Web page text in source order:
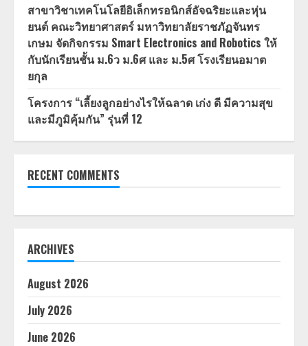
สาขาวิชาเทคโนโลยีอิเล็กทรอนิกส์อัจฉริยะและหุ่น
ยนต์ คณะวิทยาศาสตร์ มหาวิทยาลัยราชภัฏจันทร
เกษม จัดกิจกรรม Smart Electronics and Robotics ให้
กับนักเรียนชั้น ม.6ว ม.6ศ และ ม.5ศ โรงเรียนอมาต
ยกุล
โครงการ “เลี้ยงลูกอย่างไรให้ฉลาด เก่ง ดี มีความสุข
และมีภูมิคุ้มกัน” รุ่นที่ 12
RECENT COMMENTS
ARCHIVES
August 2026
July 2026
June 2026